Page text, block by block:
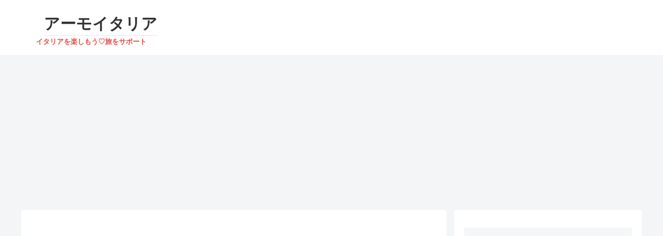
アーモイタリア
イタリアを楽しもう♡旅をサポート